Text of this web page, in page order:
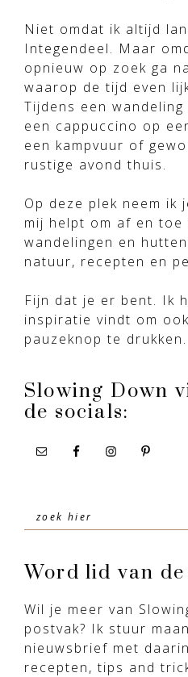
Niet omdat ik altijd
Integendeel. Maar
opnieuw op zoek ga
waarop de tijd even
Tijdens een
een cappuccino op
een kampvuur of
rustige avond thuis.
Op deze plek neem ik
mij helpt om af en toe
wandelingen en
natuur, recepten en
Fijn dat je er bent. Ik
inspiratie vindt om
pauzeknop te drukken.
Slowing Down
de socials:
Zoek
hier
Word lid van
Wil je meer van
postvak? Ik stuur
nieuwsbrief met
recepten, tips and